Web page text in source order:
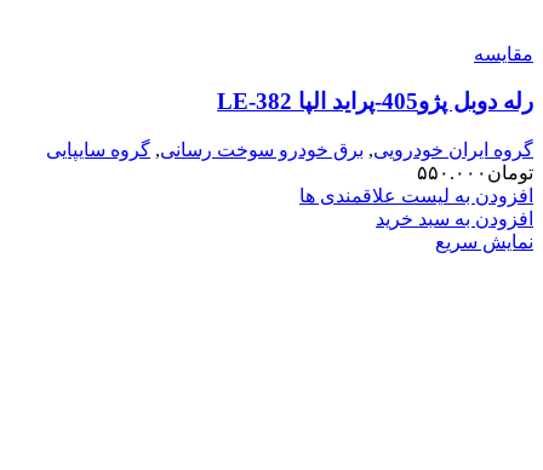
مقایسه
رله دوبل پژو405-پراید الپا LE-382
گروه ایران خودرویی, برق خودرو سوخت رسانی, گروه سایپایی
تومان ۵۵۰.۰۰۰
افزودن به لیست علاقمندی ها
افزودن به سبد خرید
نمایش سریع